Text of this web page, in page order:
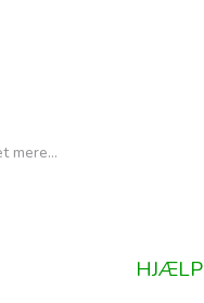
HJÆLP